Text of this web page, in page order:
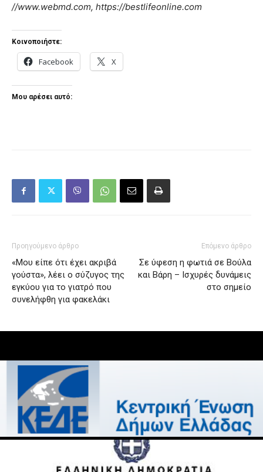
//www.webmd.com, https://bestlifeonline.com
Κοινοποιήστε:
Facebook X
Μου αρέσει αυτό:
Προηγούμενο άρθρο
«Μου είπε ότι έχει ακριβά
γούστα», λέει ο σύζυγος της
εγκύου για το γιατρό που
συνελήφθη για φακελάκι
Επόμενο άρθρο
Σε ύφεση η φωτιά σε Βούλα
και Βάρη – Ισχυρές δυνάμεις
στο σημείο